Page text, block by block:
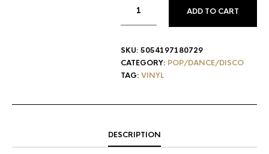
ADD TO CART
SKU: 5054197180729
CATEGORY: POP/DANCE/DISCO
TAG: VINYL
DESCRIPTION